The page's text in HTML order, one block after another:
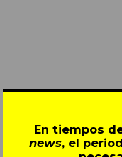
En tiempos
news, el